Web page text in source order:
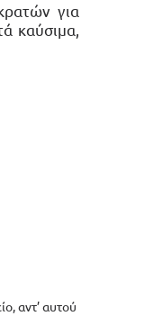
για
καύσιμα,
αντ’ αυτού